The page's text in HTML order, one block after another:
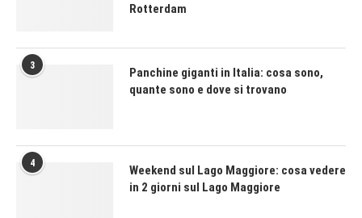
Rotterdam
3
Panchine giganti in Italia: cosa sono,
quante sono e dove si trovano
4
Weekend sul Lago Maggiore: cosa vedere
in 2 giorni sul Lago Maggiore